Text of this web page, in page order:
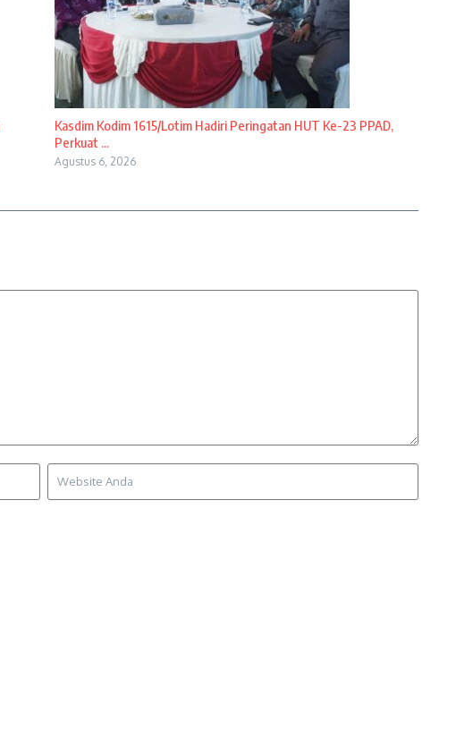
Kasdim Kodim 1615/Lotim Hadiri Peringatan HUT Ke-23 PPAD,
Perkuat ...
Agustus 6, 2026